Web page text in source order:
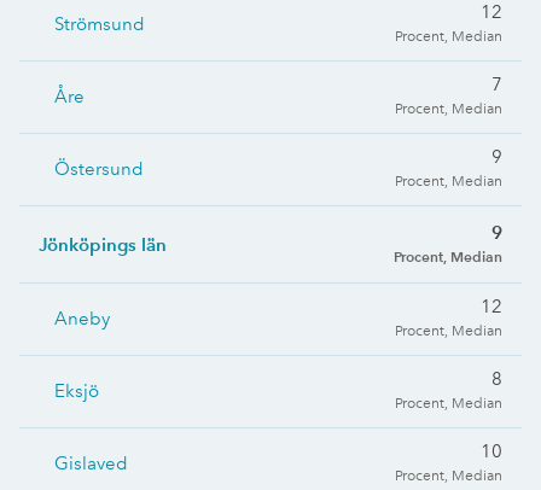
Strömsund
12
Procent, Median
Åre
7
Procent, Median
Östersund
9
Procent, Median
Jönköpings län
9
Procent, Median
Aneby
12
Procent, Median
Eksjö
8
Procent, Median
Gislaved
10
Procent, Median